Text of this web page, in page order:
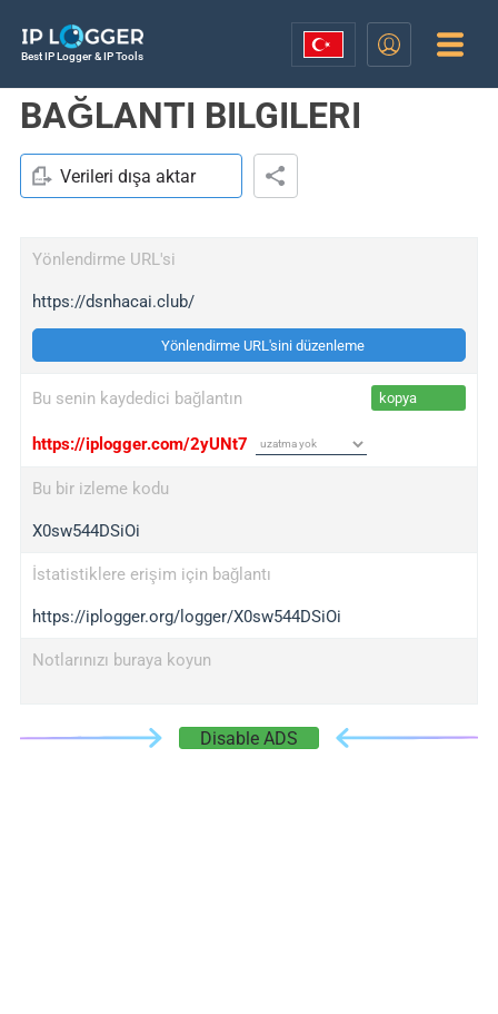
Best IP Logger & IP Tools
BAĞLANTI BILGILERI
Verileri dışa aktar
Yönlendirme URL'si
https://dsnhacai.club/
Yönlendirme URL'sini düzenleme
Bu senin kaydedici bağlantın kopya
https://iplogger.com/2yUNt7
Bu bir izleme kodu
X0sw544DSiOi
İstatistiklere erişim için bağlantı
https://iplogger.org/logger/X0sw544DSiOi
Notlarınızı buraya koyun
Disable ADS